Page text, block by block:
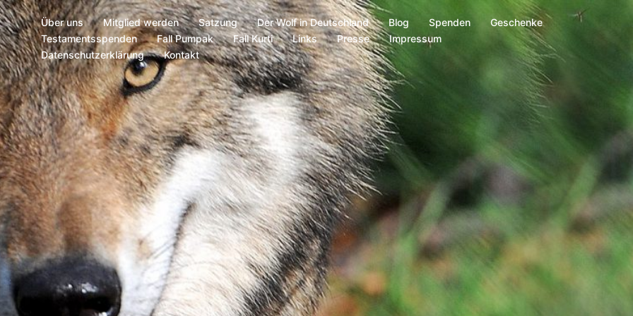
Über uns Mitglied werden Satzung Der Wolf in Deutschland Blog Spenden
Geschenke
Testamentsspenden
Fall Pumpak Fall Kurti Links Presse
Impressum
Datenschutzerklärung
Kontakt